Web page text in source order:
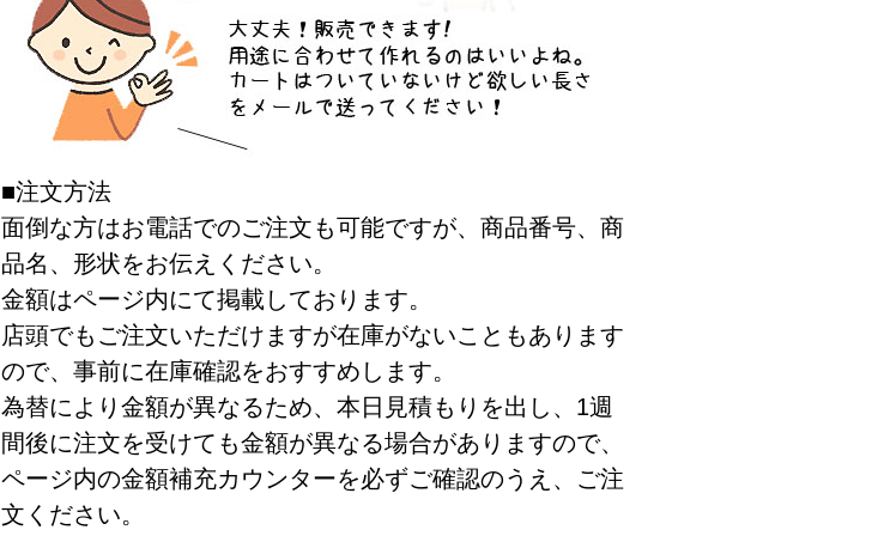
■注文方法
面倒な方はお電話でのご注文も可能ですが、商品番号、商
品名、形状をお伝えください。
金額はページ内にて掲載しております。
店頭でもご注文いただけますが在庫がないこともあります
ので、事前に在庫確認をおすすめします。
為替により金額が異なるため、本日見積もりを出し、1週
間後に注文を受けても金額が異なる場合がありますので、
ページ内の金額補充カウンターを必ずご確認のうえ、ご注
文ください。